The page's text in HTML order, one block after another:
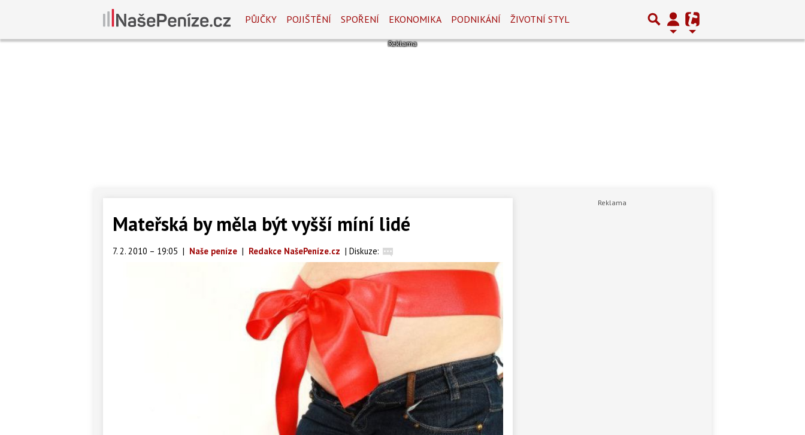
PŮJČKY POJIŠTĚNÍ SPOŘENÍ EKONOMIKA PODNIKÁNÍ ŽIVOTNÍ STYL
Mateřská by měla být vyšší míní lidé
7. 2. 2010 – 19:05 | Naše peníze | Redakce NašePeníze.cz | Diskuze: